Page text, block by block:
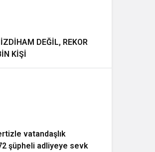
İZDİHAM DEĞİL, REKOR
KİŞİ
vatandaşlık
şüpheli adliyeye sevk